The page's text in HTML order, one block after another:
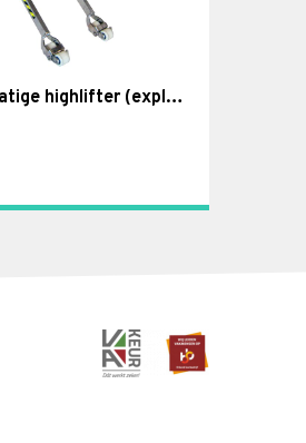
Handmatige highlifter (explosieveilig)